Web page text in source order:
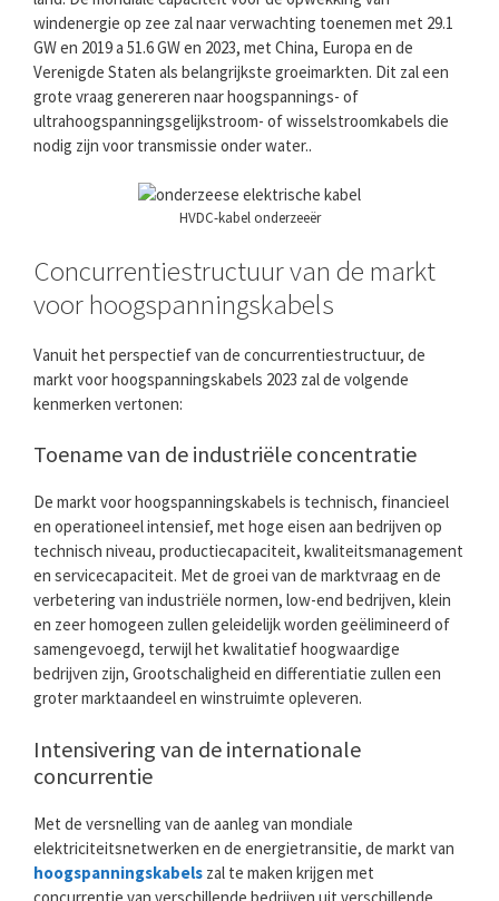
windenergie op zee zal naar verwachting toenemen met 29.1
GW en 2019 a 51.6 GW en 2023, met China, Europa en de
Verenigde Staten als belangrijkste groeimarkten. Dit zal een
grote vraag genereren naar hoogspannings- of
ultrahoogspanningsgelijkstroom- of wisselstroomkabels die
nodig zijn voor transmissie onder water..
HVDC-kabel onderzeeër
Concurrentiestructuur van de markt
voor hoogspanningskabels
Vanuit het perspectief van de concurrentiestructuur, de
markt voor hoogspanningskabels 2023 zal de volgende
kenmerken vertonen:
Toename van de industriële concentratie
De markt voor hoogspanningskabels is technisch, financieel
en operationeel intensief, met hoge eisen aan bedrijven op
technisch niveau, productiecapaciteit, kwaliteitsmanagement
en servicecapaciteit. Met de groei van de marktvraag en de
verbetering van industriële normen, low-end bedrijven, klein
en zeer homogeen zullen geleidelijk worden geëlimineerd of
samengevoegd, terwijl het kwalitatief hoogwaardige
bedrijven zijn, Grootschaligheid en differentiatie zullen een
groter marktaandeel en winstruimte opleveren.
Intensivering van de internationale
concurrentie
Met de versnelling van de aanleg van mondiale
elektriciteitsnetwerken en de energietransitie, de markt van
hoogspanningskabels zal te maken krijgen met